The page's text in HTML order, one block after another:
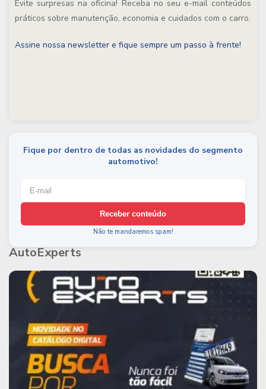
Evite surpresas na oficina! Receba no seu e-mail conteúdos
práticos sobre manutenção, economia e cuidados com o carro.
Assine nossa newsletter e fique sempre um passo à frente!
Fique por dentro de todas as novidades do segmento
automotivo!
Receber conteúdo
Não te mandaremos spam!
AutoExperts